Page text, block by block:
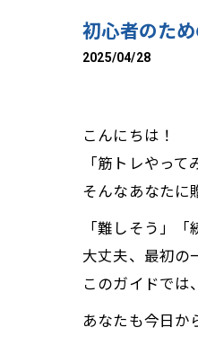
初心者のた
2025/04/28
こんにちは！
「筋トレやっ
そんなあなたに
「難しそう」
大丈夫、最初の
このガイドでは
あなたも今日か